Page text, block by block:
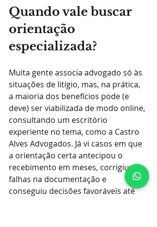
Quando vale buscar
orientação
especializada?
Muita gente associa advogado só às
situações de litígio, mas, na prática,
a maioria dos benefícios pode (e
deve) ser viabilizada de modo online,
consultando um escritório
experiente no tema, como a Castro
Alves Advogados. Já vi casos em que
a orientação certa antecipou o
recebimento em meses, corrigiu
falhas na documentação e
conseguiu decisões favoráveis até